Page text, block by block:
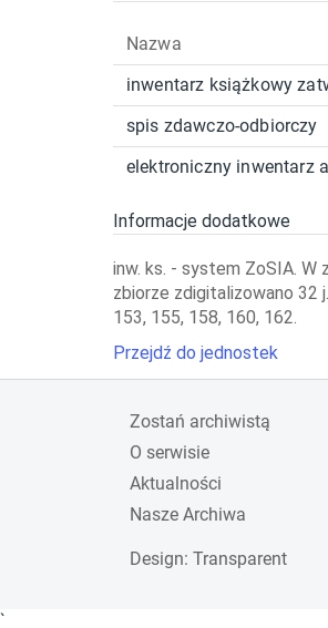
Nazwa
inwentarz książkowy
spis zdawczo-odbiorczy
elektroniczny inwentarz
Informacje dodatkowe
inw. ks. - system ZoSIA. W
zbiorze zdigitalizowano 32
153, 155, 158, 160, 162.
Przejdź do jednostek
Zostań archiwistą
O serwisie
Aktualności
Nasze Archiwa
Design: Transparent
`